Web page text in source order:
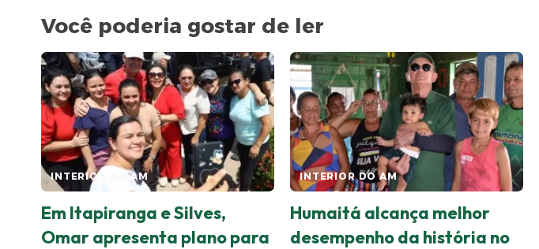
Você poderia gostar de ler
INTERIOR DO AM
Em Itapiranga e Silves,
Omar apresenta plano para
INTERIOR DO AM
Humaitá alcança melhor
desempenho da história no